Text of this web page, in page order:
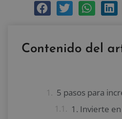
Contenido del
5 pasos para